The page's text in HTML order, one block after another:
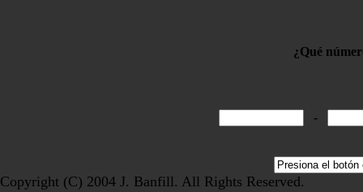
¿Qué
-
Copyright (C) 2004 J. Banfill. All Rights Reserved.